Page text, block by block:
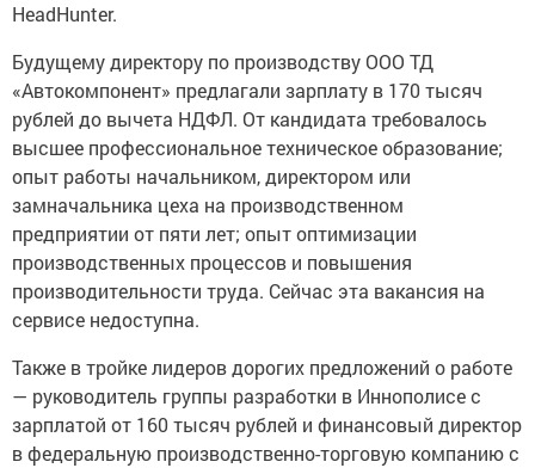
HeadHunter.
Будущему директору по производству ООО ТД
«Автокомпонент» предлагали зарплату в 170 тысяч
рублей до вычета НДФЛ. От кандидата требовалось
высшее профессиональное техническое образование;
опыт работы начальником, директором или
замначальника цеха на производственном
предприятии от пяти лет; опыт оптимизации
производственных процессов и повышения
производительности труда. Сейчас эта вакансия на
сервисе недоступна.
Также в тройке лидеров дорогих предложений о работе
— руководитель группы разработки в Иннополисе с
зарплатой от 160 тысяч рублей и финансовый директор
в федеральную производственно-торговую компанию с